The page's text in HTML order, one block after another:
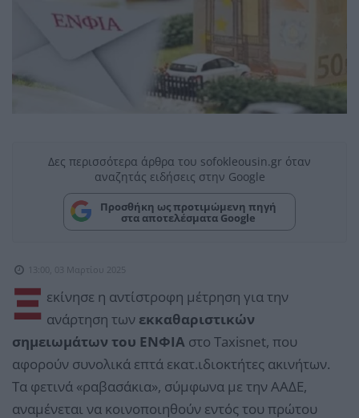
Δες περισσότερα άρθρα του sofokleousin.gr όταν
αναζητάς ειδήσεις στην Google
Προσθήκη ως προτιμώμενη πηγή
στα αποτελέσματα Google
13:00, 03 Μαρτίου 2025
Ξ εκίνησε η αντίστροφη μέτρηση για την
ανάρτηση των εκκαθαριστικών
σημειωμάτων του ΕΝΦΙΑ στο Taxisnet, που
αφορούν συνολικά επτά εκατ.ιδιοκτήτες ακινήτων.
Τα φετινά «ραβασάκια», σύμφωνα με την ΑΑΔΕ,
αναμένεται να κοινοποιηθούν εντός του πρώτου